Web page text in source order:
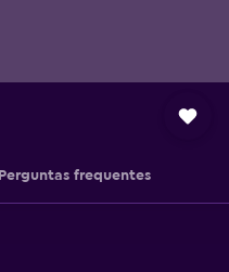
Perguntas frequentes